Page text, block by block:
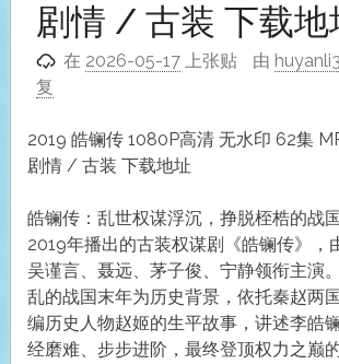
剧情 / 古装 下载地
在 2026-05-17 上张贴 由
复
2019 皓镧传 1080P高清 无水印 62集
剧情 / 古装 下载地址
皓镧传：乱世权谋浮沉，挣脱桎梏的战
2019年播出的古装权谋剧《皓镧传》，
吴谨言、聂远、茅子俊、宁静领衔主演
乱的战国末年为历史背景，依托秦赵两
编历史人物赵姬的生平故事，讲述李皓
经磨难、步步进阶，最终登顶权力之巅